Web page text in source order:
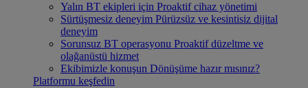
Yalın BT ekipleri için Proaktif cihaz yönetimi
Sürtüşmesiz deneyim Pürüzsüz ve kesintisiz dijital
deneyim
Sorunsuz BT operasyonu Proaktif düzeltme ve
olağanüstü hizmet
Ekibimizle konuşun Dönüşüme hazır mısınız?
Platformu keşfedin